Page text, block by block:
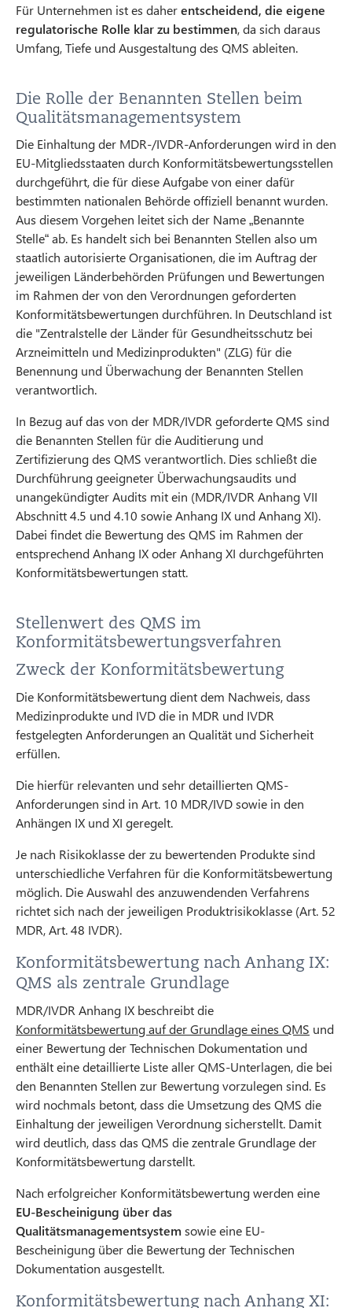
Für Unternehmen ist es daherentscheidend, die eigene
regulatorische Rolle klar zu bestimmen, da sich daraus
Umfang, Tiefe und Ausgestaltung des QMS ableiten.
Die Rolle der Benannten Stellen beim
Qualitätsmanagementsystem
Die Einhaltung der MDR-/IVDR-Anforderungen wird in den
EU-Mitgliedsstaaten durch Konformitätsbewertungsstellen
durchgeführt, die für diese Aufgabe von einer dafür
bestimmten nationalen Behörde offiziell benannt wurden.
Aus diesem Vorgehen leitet sich der Name „Benannte
Stelle“ ab. Es handelt sich bei Benannten Stellen also um
staatlich autorisierte Organisationen, die im Auftrag der
jeweiligen Länderbehörden Prüfungen und Bewertungen
im Rahmen der von den Verordnungen geforderten
Konformitätsbewertungen durchführen. In Deutschland ist
die "Zentralstelle der Länder für Gesundheitsschutz bei
Arzneimitteln und Medizinprodukten" (ZLG) für die
Benennung und Überwachung der Benannten Stellen
verantwortlich.
In Bezug auf das von der MDR/IVDR geforderte QMS sind
die Benannten Stellen für die Auditierung und
Zertifizierung des QMS verantwortlich. Dies schließt die
Durchführung geeigneter Überwachungsaudits und
unangekündigter Audits mit ein (MDR/IVDR Anhang VII
Abschnitt 4.5 und 4.10 sowie Anhang IX und Anhang XI).
Dabei findet die Bewertung des QMS im Rahmen der
entsprechend Anhang IX oder Anhang XI durchgeführten
Konformitätsbewertungen statt.
Stellenwert des QMS im
Konformitätsbewertungsverfahren
Zweck der Konformitätsbewertung
Die Konformitätsbewertung dient dem Nachweis, dass
Medizinprodukte und IVD die in MDR und IVDR
festgelegten Anforderungen an Qualität und Sicherheit
erfüllen.
Die hierfür relevanten und sehr detaillierten QMS-
Anforderungen sind in Art. 10 MDR/IVD sowie in den
Anhängen IX und XI geregelt.
Je nach Risikoklasse der zu bewertenden Produkte sind
unterschiedliche Verfahren für die Konformitätsbewertung
möglich. Die Auswahl des anzuwendenden Verfahrens
richtet sich nach der jeweiligen Produktrisikoklasse (Art. 52
MDR, Art. 48 IVDR).
Konformitätsbewertung nach Anhang IX:
QMS als zentrale Grundlage
MDR/IVDR Anhang IX beschreibt die
Konformitätsbewertung auf der Grundlage eines QMS und
einer Bewertung der Technischen Dokumentation und
enthält eine detaillierte Liste aller QMS-Unterlagen, die bei
den Benannten Stellen zur Bewertung vorzulegen sind. Es
wird nochmals betont, dass die Umsetzung des QMS die
Einhaltung der jeweiligen Verordnung sicherstellt. Damit
wird deutlich, dass das QMS die zentrale Grundlage der
Konformitätsbewertung darstellt.
Nach erfolgreicher Konformitätsbewertung werden eine
EU-Bescheinigung über das
Qualitätsmanagementsystemsowie eine EU-
Bescheinigung über die Bewertung der Technischen
Dokumentation ausgestellt.
Konformitätsbewertung nach Anhang XI: